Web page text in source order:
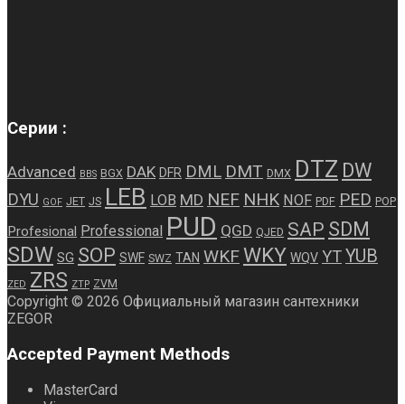
Серии :
Advanced BBS BGX DAK DFR DML DMT DMX DTZ DW
DYU GOF JET JS LEB LOB MD NEF NHK NOF PDF PED POP
Profesional Professional PUD QGD QJED SAP SDM
SDW SG SOP SWF SWZ TAN WKFWKY WQV YTYUB
ZED ZRS ZTP ZVM
Copyright © 2026 Официальный магазин сантехники
ZEGOR
Accepted Payment Methods
MasterCard